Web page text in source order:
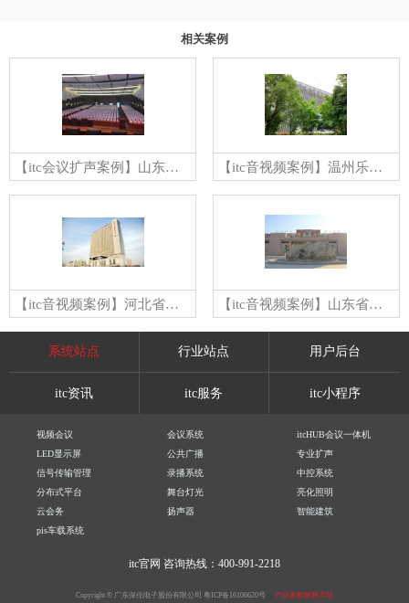
相关案例
【itc会议扩声案例】山东省某党校大报告厅 【itc音视频案例】温州乐清博物馆
【itc音视频案例】河北省保定市第一中心医院 【itc音视频案例】山东省东营市利津二中
系统站点 行业站点 用户后台
itc资讯 itc服务 itc小程序
视频会议 会议系统
itcHUB会议一体机
LED显示屏
公共广播
专业扩声
信号传输管理
录播系统
中控系统
分布式平台
舞台灯光
亮化照明
云会务
扬声器
智能建筑
pis车载系统
itc官网 咨询热线：400-991-2218
Copyright © 广东保伦电子股份有限公司 粤ICP备16106620号 产品参数解释声明